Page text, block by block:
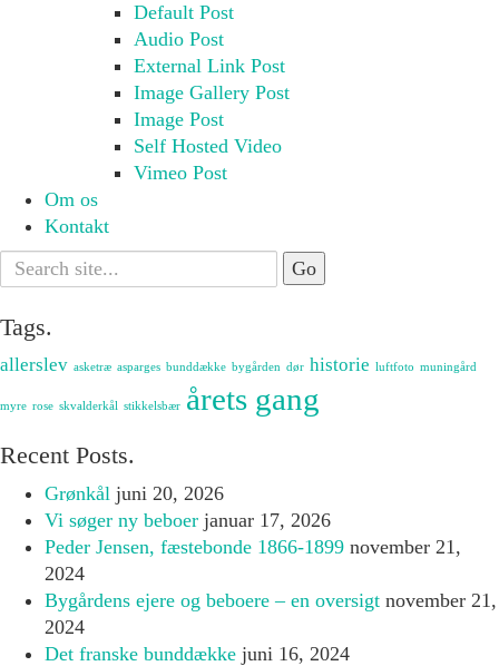
Default Post
Audio Post
External Link Post
Image Gallery Post
Image Post
Self Hosted Video
Vimeo Post
Om os
Kontakt
Search
for:
Tags.
allerslev asketræ asparges bunddække bygården dør historie luftfoto muningård
myre rose skvalderkål stikkelsbær årets gang
Recent Posts.
Grønkål juni 20, 2026
Vi søger ny beboer januar 17, 2026
Peder Jensen, fæstebonde 1866-1899 november 21,
2024
Bygårdens ejere og beboere – en oversigt november 21,
2024
Det franske bunddække juni 16, 2024